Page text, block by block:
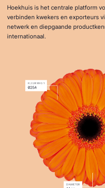
Hoekhuis is het centrale platform
verbinden kwekers en exporteurs
netwerk en diepgaande
internationaal.